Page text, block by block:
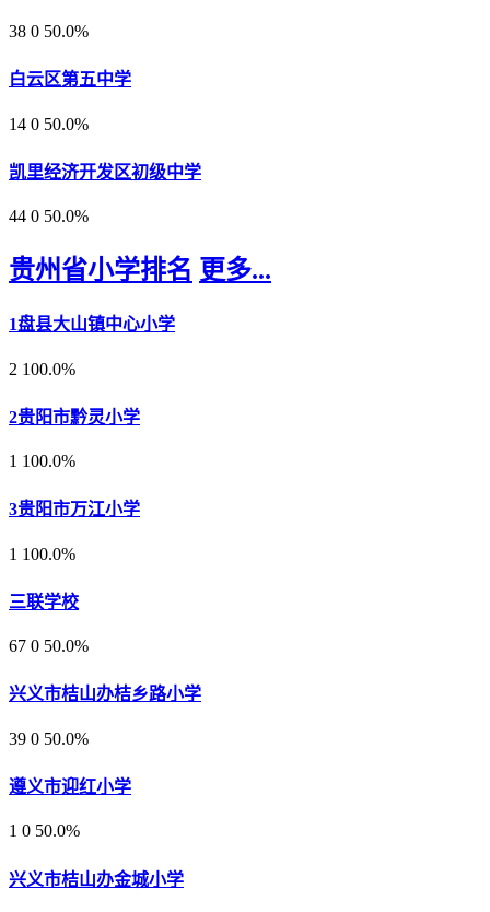
38 0 50.0%
白云区第五中学
14 0 50.0%
凯里经济开发区初级中学
44 0 50.0%
贵州省小学排名 更多...
1盘县大山镇中心小学
2 100.0%
2贵阳市黔灵小学
1 100.0%
3贵阳市万江小学
1 100.0%
三联学校
67 0 50.0%
兴义市桔山办桔乡路小学
39 0 50.0%
遵义市迎红小学
1 0 50.0%
兴义市桔山办金城小学